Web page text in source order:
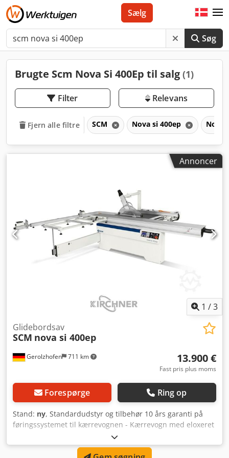
Søg
Sælg
Brugte Scm Nova Si 400Ep til salg (1)
Filter Relevans
Fjern alle filtre SCM Nova si 400ep Nova
Annoncer
1 /3
Gerolzhofen 711 km
Glidebordsav
SCM nova si 400ep
13.900 €
Fast pris plus moms
Forespørge Ring op
Stand: ny, Standardudstyr og tilbehør 10 års garanti på
føringssystemet til kærrevognen - Kærrevogn med eloxeret
aluminiumsprofil, styring via hærdede, slebne og
indpressede stålskinner - Kærrevognslængde 3200 mm -